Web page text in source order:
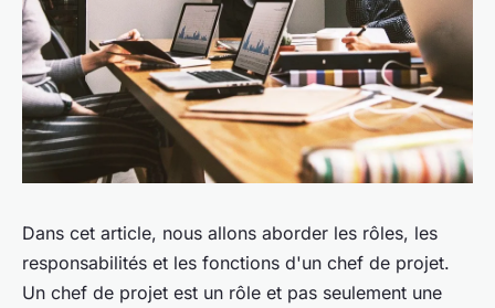
Dans cet article, nous allons aborder les rôles, les
responsabilités et les fonctions d'un chef de projet.
Un chef de projet est un rôle et pas seulement une